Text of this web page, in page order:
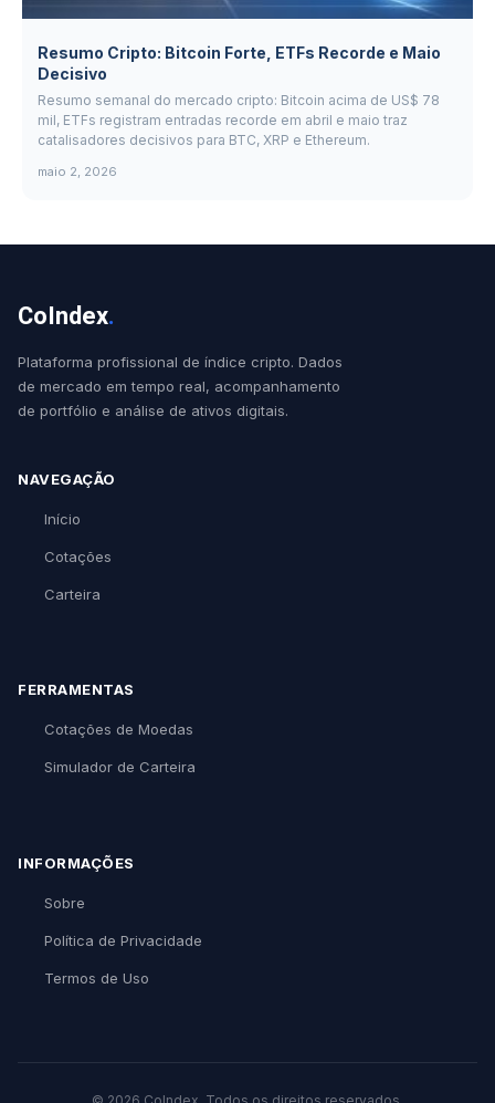
Resumo Cripto: Bitcoin Forte, ETFs Recorde e Maio
Decisivo
Resumo semanal do mercado cripto: Bitcoin acima de US$ 78
mil, ETFs registram entradas recorde em abril e maio traz
catalisadores decisivos para BTC, XRP e Ethereum.
maio 2, 2026
CoIndex.
Plataforma profissional de índice cripto. Dados
de mercado em tempo real, acompanhamento
de portfólio e análise de ativos digitais.
NAVEGAÇÃO
Início
Cotações
Carteira
FERRAMENTAS
Cotações de Moedas
Simulador de Carteira
INFORMAÇÕES
Sobre
Política de Privacidade
Termos de Uso